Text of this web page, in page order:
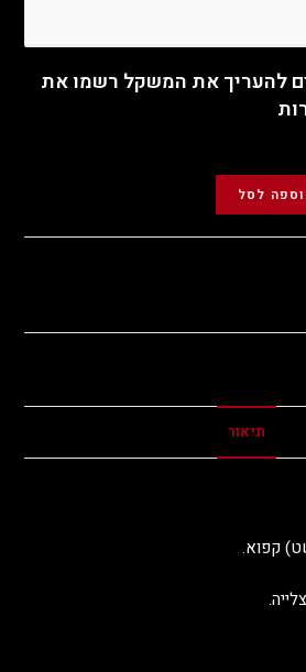
להעריך את המשקל רשמו את
לסל
תיאור
קפוא.